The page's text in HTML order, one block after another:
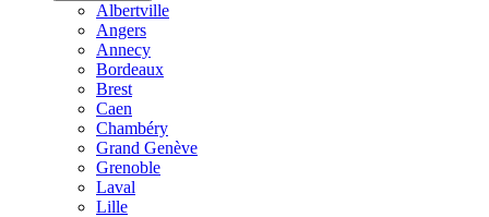
Albertville
Angers
Annecy
Bordeaux
Brest
Caen
Chambéry
Grand Genève
Grenoble
Laval
Lille